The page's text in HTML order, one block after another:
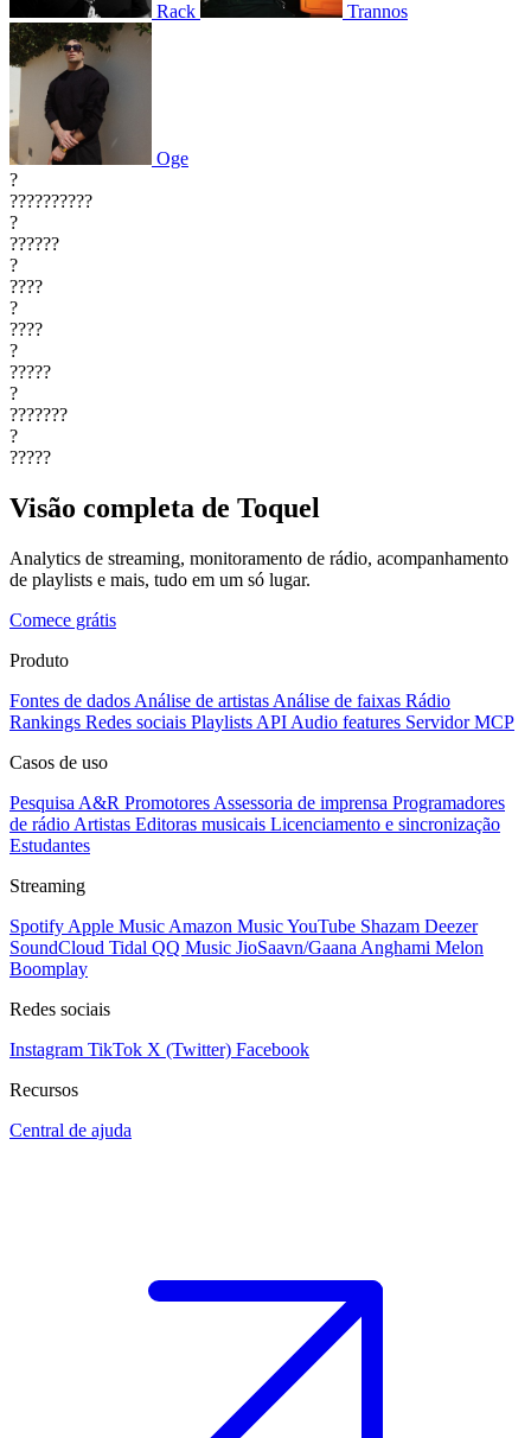
Rack Trannos
Oge
?
??????????
?
??????
?
????
?
????
?
?????
?
???????
?
?????
Visão completa de Toquel
Analytics de streaming, monitoramento de rádio, acompanhamento
de playlists e mais, tudo em um só lugar.
Comece grátis
Produto
Fontes de dados Análise de artistas Análise de faixas Rádio
Rankings Redes sociais Playlists API Audio features Servidor MCP
Casos de uso
Pesquisa A&R Promotores Assessoria de imprensa Programadores
de rádio Artistas Editoras musicais Licenciamento e sincronização
Estudantes
Streaming
Spotify Apple Music Amazon MusicYouTube Shazam Deezer
SoundCloud Tidal QQ Music JioSaavn/Gaana Anghami Melon
Boomplay
Redes sociais
Instagram TikTok X (Twitter) Facebook
Recursos
Central de ajuda